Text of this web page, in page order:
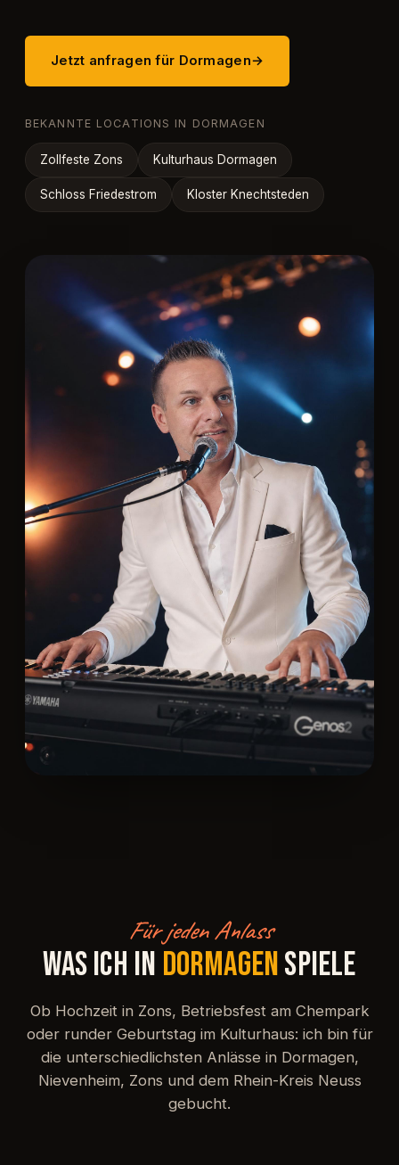
Jetzt anfragen für Dormagen→
BEKANNTE LOCATIONS IN DORMAGEN
Zollfeste Zons Kulturhaus Dormagen
Schloss Friedestrom Kloster Knechtsteden
Für jeden Anlass
WAS ICH IN DORMAGENSPIELE
Ob Hochzeit in Zons, Betriebsfest am Chempark
oder runder Geburtstag im Kulturhaus: ich bin für
die unterschiedlichsten Anlässe in Dormagen,
Nievenheim, Zons und dem Rhein-Kreis Neuss
gebucht.